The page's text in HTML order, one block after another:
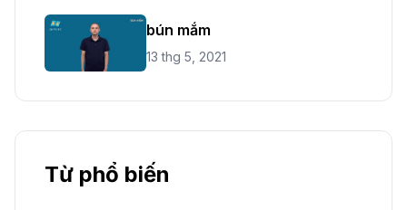
bún mắm
13 thg 5, 2021
Từ phổ biến